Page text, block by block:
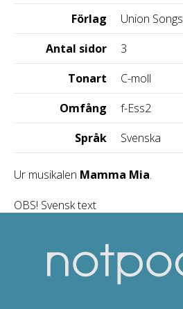
Förlag
Union Songs
Antal sidor
3
Tonart
C-moll
Omfång
f-Ess2
Språk
Svenska
Ur musikalen Mamma Mia.
OBS! Svensk text